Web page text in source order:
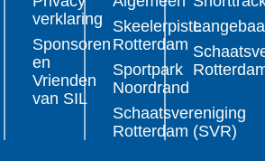
Skeelerpiste
Rotterdam
Sportpark
Noordrand
Schaatsvereniging
Rotterdam (SVR)
verklaring
Sponsoren
en
Vrienden
van SIL